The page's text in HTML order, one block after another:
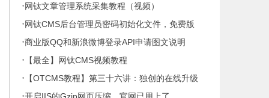
最新身份证号码实名认证免费用)
·网钛文章管理系统采集教程（视频）
·网钛CMS后台管理员密码初始化文件，免费版
和商业版都通用
·商业版QQ和新浪微博登录API申请图文说明
· 【最全】网钛CMS视频教程
· 【OTCMS教程】第三十六讲：独创的在线升级
·